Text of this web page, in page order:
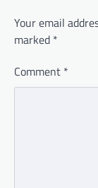
Your email
marked *
Comment *